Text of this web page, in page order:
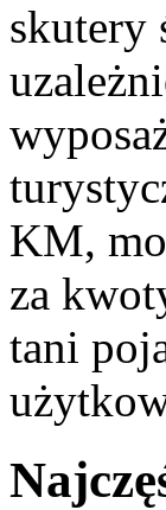
skutery
KM,
za
tani